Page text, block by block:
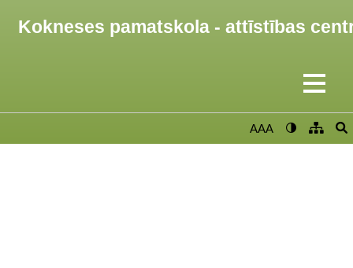
Kokneses pamatskola - attīstības
AAA